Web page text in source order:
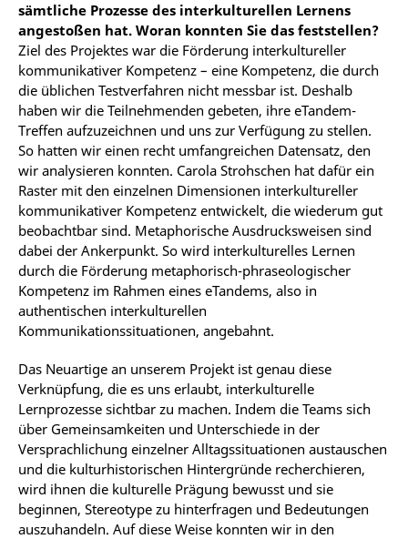
sämtliche Prozesse des interkulturellen Lernens
angestoßen hat. Woran konnten Sie das feststellen?
Ziel des Projektes war die Förderung interkultureller
kommunikativer Kompetenz – eine Kompetenz, die durch
die üblichen Testverfahren nicht messbar ist. Deshalb
haben wir die Teilnehmenden gebeten, ihre eTandem-
Treffen aufzuzeichnen und uns zur Verfügung zu stellen.
So hatten wir einen recht umfangreichen Datensatz, den
wir analysieren konnten. Carola Strohschen hat dafür ein
Raster mit den einzelnen Dimensionen interkultureller
kommunikativer Kompetenz entwickelt, die wiederum gut
beobachtbar sind. Metaphorische Ausdrucksweisen sind
dabei der Ankerpunkt. So wird interkulturelles Lernen
durch die Förderung metaphorisch-phraseologischer
Kompetenz im Rahmen eines eTandems, also in
authentischen interkulturellen
Kommunikationssituationen, angebahnt.
Das Neuartige an unserem Projekt ist genau diese
Verknüpfung, die es uns erlaubt, interkulturelle
Lernprozesse sichtbar zu machen. Indem die Teams sich
über Gemeinsamkeiten und Unterschiede in der
Versprachlichung einzelner Alltagssituationen austauschen
und die kulturhistorischen Hintergründe recherchieren,
wird ihnen die kulturelle Prägung bewusst und sie
beginnen, Stereotype zu hinterfragen und Bedeutungen
auszuhandeln. Auf diese Weise konnten wir in den